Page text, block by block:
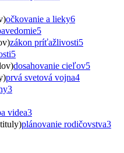
očkovanie a lieky6
5
zákon príťažlivosti5
5
dosahovanie cieľov5
prvá svetová vojna4
3
videa3
plánovanie rodičovstva3